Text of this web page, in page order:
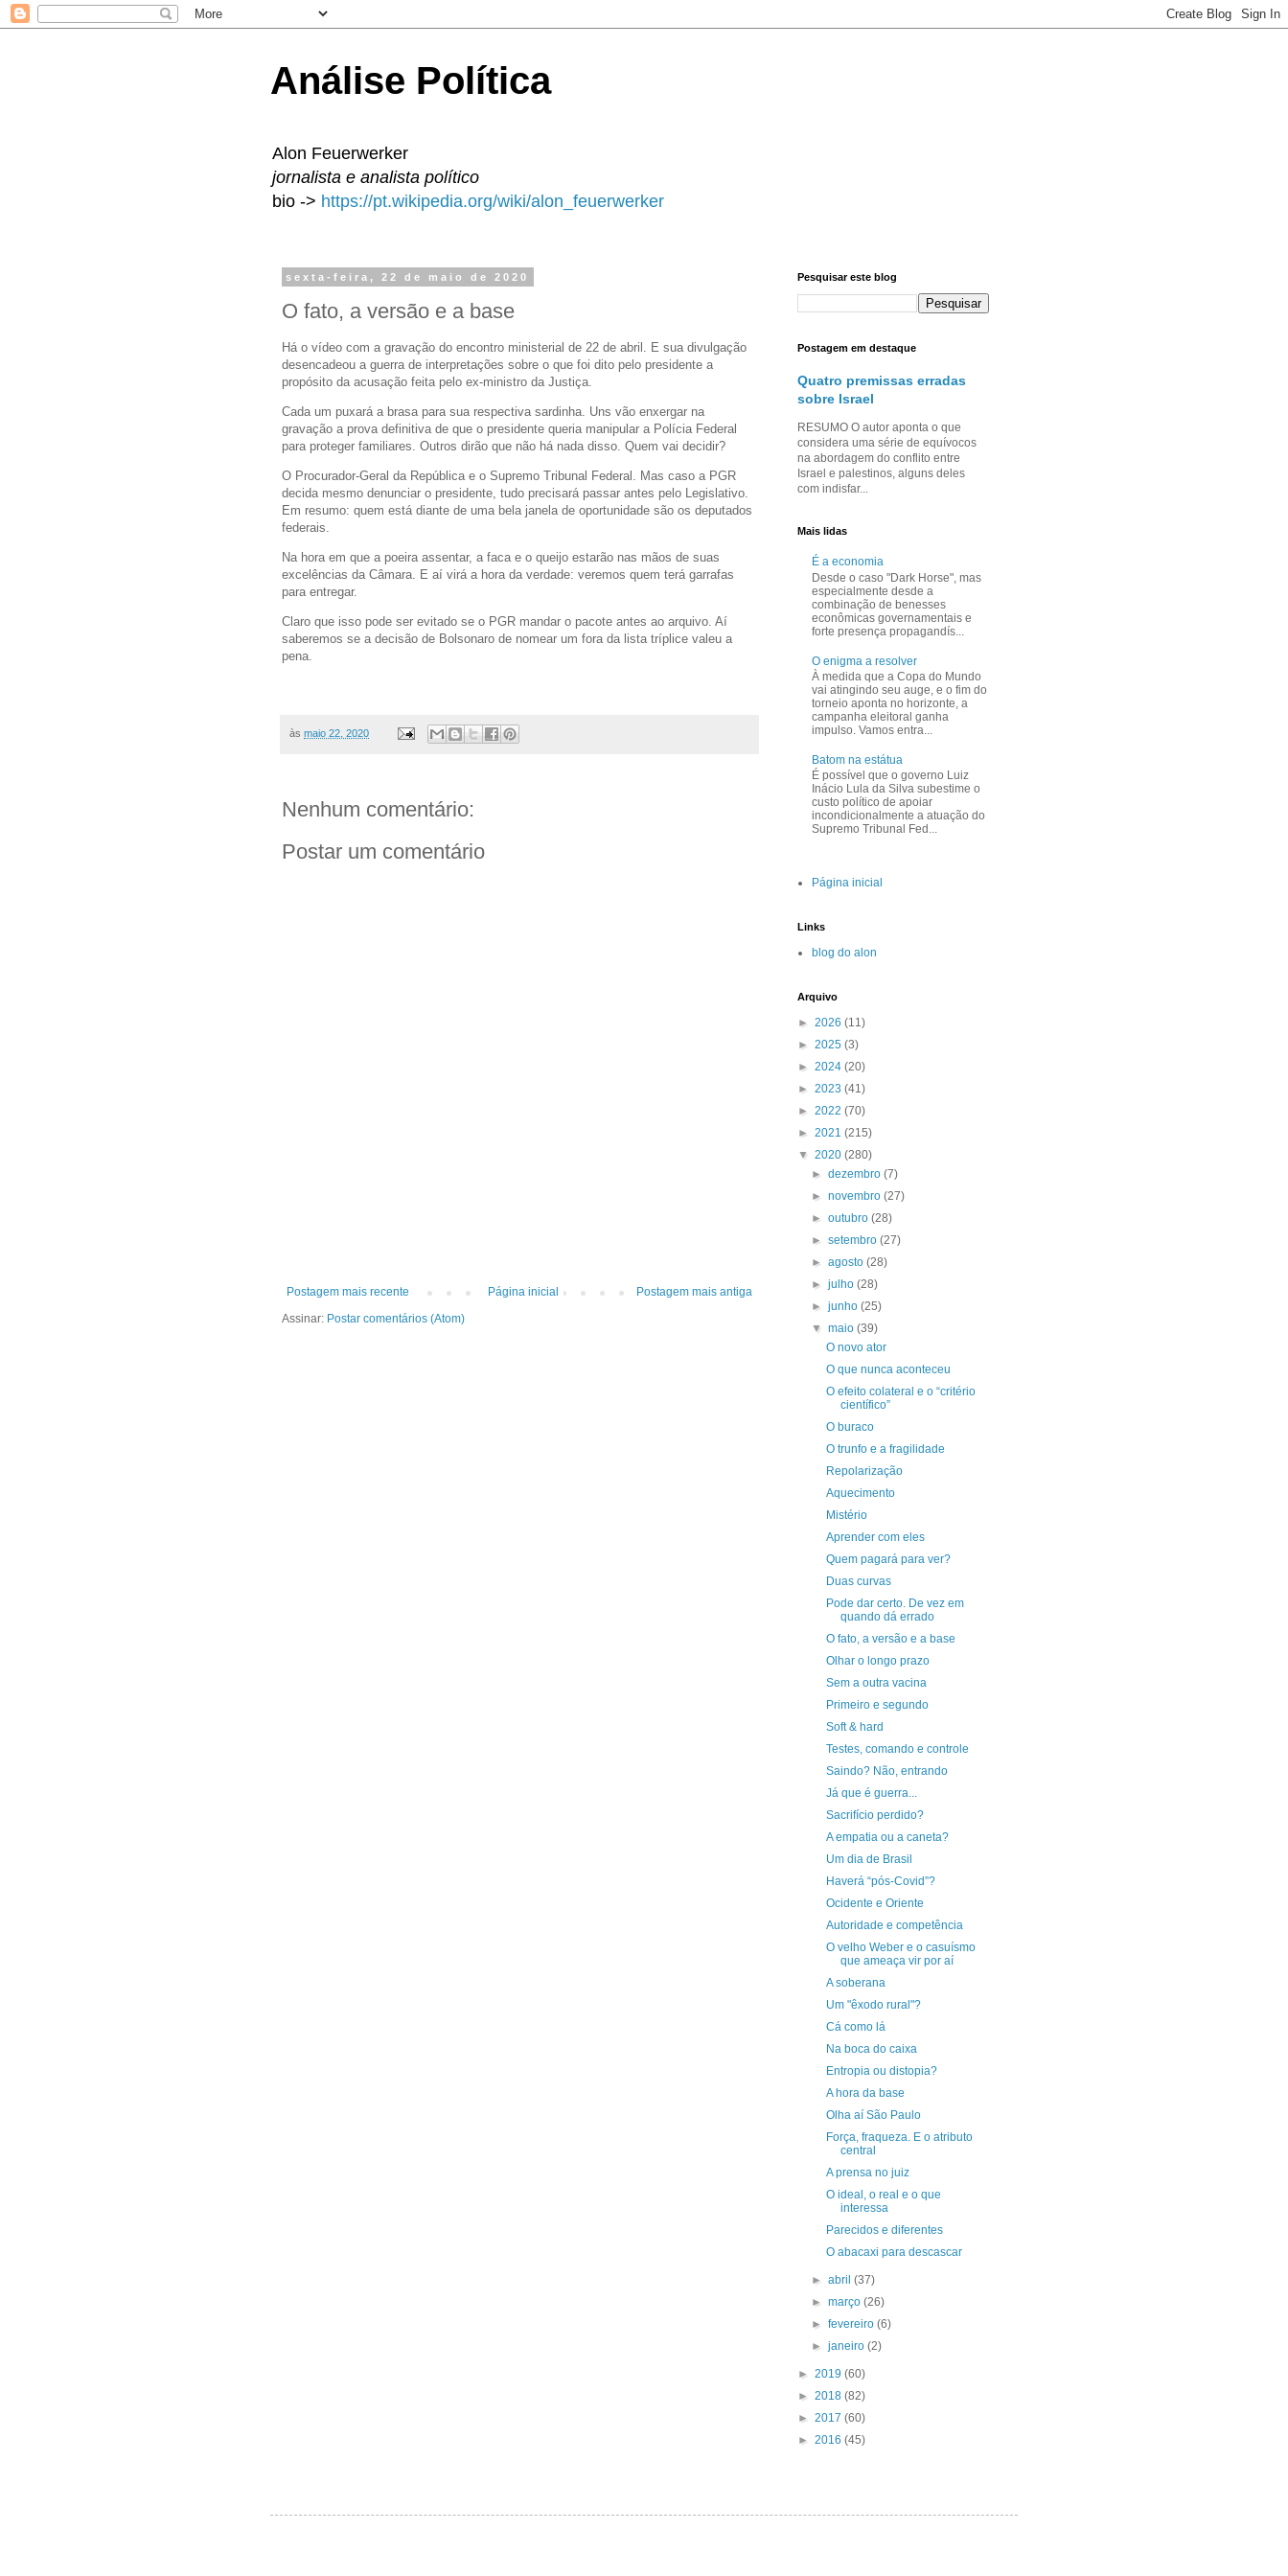
Análise Política
Alon Feuerwerker
jornalista e analista político
bio -> https://pt.wikipedia.org/wiki/alon_feuerwerker
sexta-feira, 22 de maio de 2020
O fato, a versão e a base
Há o vídeo com a gravação do encontro ministerial de 22 de abril. E sua divulgação
desencadeou a guerra de interpretações sobre o que foi dito pelo presidente a
propósito da acusação feita pelo ex-ministro da Justiça.
Cada um puxará a brasa para sua respectiva sardinha. Uns vão enxergar na
gravação a prova definitiva de que o presidente queria manipular a Polícia Federal
para proteger familiares. Outros dirão que não há nada disso. Quem vai decidir?
O Procurador-Geral da República e o Supremo Tribunal Federal. Mas caso a PGR
decida mesmo denunciar o presidente, tudo precisará passar antes pelo Legislativo.
Em resumo: quem está diante de uma bela janela de oportunidade são os deputados
federais.
Na hora em que a poeira assentar, a faca e o queijo estarão nas mãos de suas
excelências da Câmara. E aí virá a hora da verdade: veremos quem terá garrafas
para entregar.
Claro que isso pode ser evitado se o PGR mandar o pacote antes ao arquivo. Aí
saberemos se a decisão de Bolsonaro de nomear um fora da lista tríplice valeu a
pena.
às maio 22, 2020
Nenhum comentário:
Postar um comentário
Postagem mais recente Postagem mais antiga
Página inicial
Assinar: Postar comentários (Atom)
Pesquisar este blog
Postagem em destaque
Quatro premissas erradas
sobre Israel
RESUMO O autor aponta o que
considera uma série de equívocos
na abordagem do conflito entre
Israel e palestinos, alguns deles
com indisfar...
Mais lidas
É a economia
Desde o caso "Dark Horse", mas
especialmente desde a
combinação de benesses
econômicas governamentais e
forte presença propagandís...
O enigma a resolver
À medida que a Copa do Mundo
vai atingindo seu auge, e o fim do
torneio aponta no horizonte, a
campanha eleitoral ganha
impulso. Vamos entra...
Batom na estátua
É possível que o governo Luiz
Inácio Lula da Silva subestime o
custo político de apoiar
incondicionalmente a atuação do
Supremo Tribunal Fed...
Página inicial
Links
blog do alon
Arquivo
► 2026 (11)
► 2025 (3)
► 2024 (20)
► 2023 (41)
► 2022 (70)
► 2021 (215)
▼ 2020 (280)
►dezembro(7)
►novembro(27)
►outubro(28)
►setembro(27)
►agosto(28)
►julho(28)
►junho(25)
▼maio(39)
O novo ator
O que nunca aconteceu
O efeito colateral e o “critério
científico”
O buraco
O trunfo e a fragilidade
Repolarização
Aquecimento
Mistério
Aprender com eles
Quem pagará para ver?
Duas curvas
Pode dar certo. De vez em
quando dá errado
O fato, a versão e a base
Olhar o longo prazo
Sem a outra vacina
Primeiro e segundo
Soft & hard
Testes, comando e controle
Saindo? Não, entrando
Já que é guerra...
Sacrifício perdido?
A empatia ou a caneta?
Um dia de Brasil
Haverá “pós-Covid”?
Ocidente e Oriente
Autoridade e competência
O velho Weber e o casuísmo
que ameaça vir por aí
A soberana
Um "êxodo rural"?
Cá como lá
Na boca do caixa
Entropia ou distopia?
A hora da base
Olha aí São Paulo
Força, fraqueza. E o atributo
central
A prensa no juiz
O ideal, o real e o que
interessa
Parecidos e diferentes
O abacaxi para descascar
►abril(37)
►março(26)
►fevereiro(6)
►janeiro(2)
► 2019 (60)
► 2018 (82)
► 2017 (60)
► 2016 (45)